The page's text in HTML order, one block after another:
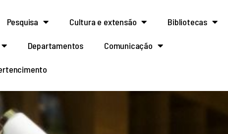
Pesquisa Cultura e extensão Bibliotecas
Departamentos Comunicação